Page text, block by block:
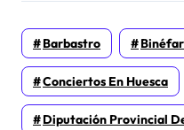
Barbastro Binéfar
Conciertos En Huesca
Diputación Provincial